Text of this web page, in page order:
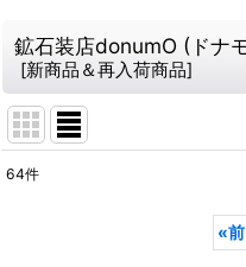
鉱石装店donumO (ド
[新商品＆再入荷商品]
64件
«前